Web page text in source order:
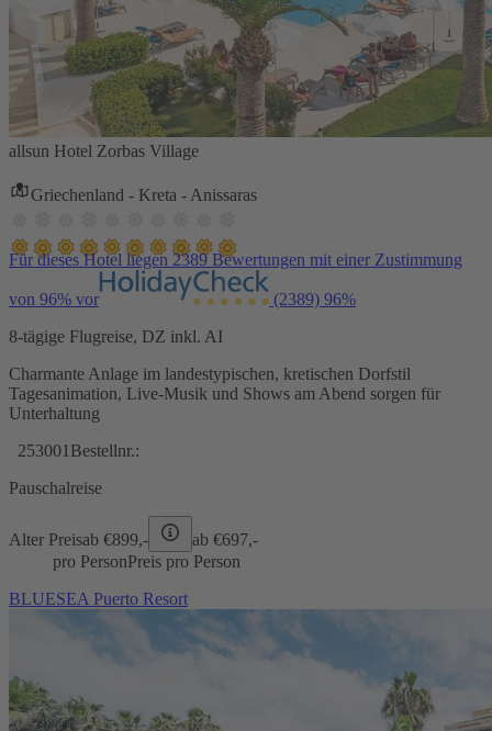
allsun Hotel Zorbas Village
Griechenland - Kreta - Anissaras
Für dieses Hotel liegen 2389 Bewertungen mit einer Zustimmung
von 96% vor (2389) 96%
8-tägige Flugreise, DZ inkl. AI
Charmante Anlage im landestypischen, kretischen Dorfstil
Tagesanimation, Live-Musik und Shows am Abend sorgen für
Unterhaltung
253001 Bestellnr.:
Pauschalreise
Alter Preisab €899,- ab €697,-
pro PersonPreis pro Person
BLUESEA Puerto Resort